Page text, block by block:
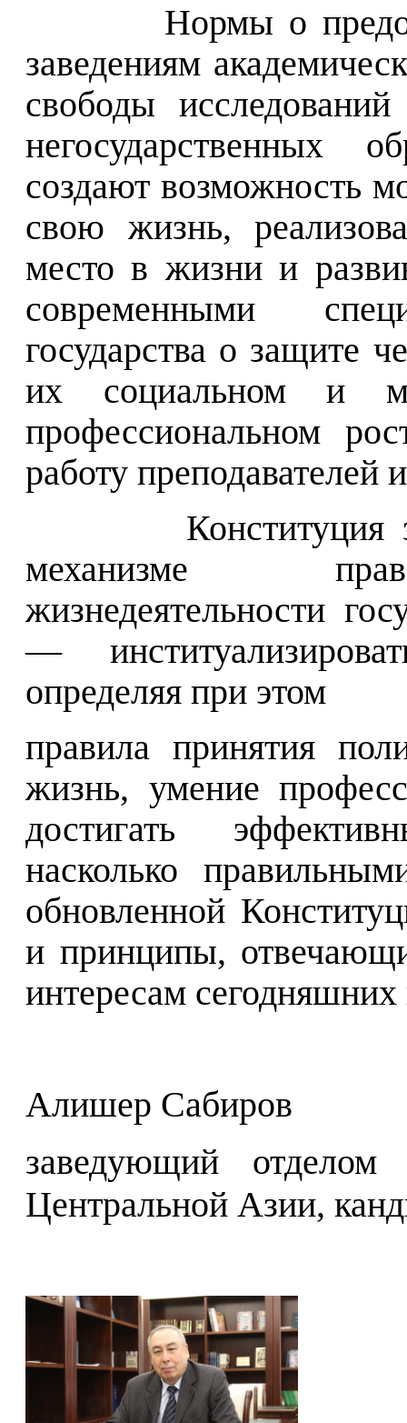
Нормы о
заведениям
свободы
негосударственных
создают возможность
свою жизнь,
место в жизни и
современными
государства о защите
их социальном и
профессиональном
работу преподавателей
механизме
жизнедеятельности
—
определяя при этом
правила принятия
жизнь, умение
достигать
насколько
обновленной
и принципы,
интересам
Алишер Сабиров
заведующий отделом
Центральной Азии,